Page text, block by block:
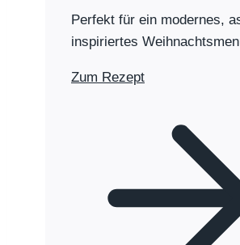
Perfekt für ein modernes,
inspiriertes
Zum Rezept